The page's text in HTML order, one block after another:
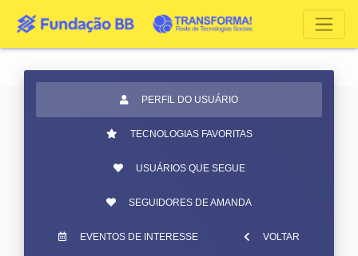
PERFIL DO USUÁRIO
TECNOLOGIAS FAVORITAS
USUÁRIOS QUE SEGUE
SEGUIDORES DE AMANDA
EVENTOS DE INTERESSE VOLTAR